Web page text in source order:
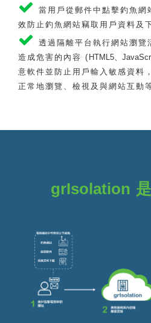
當用戶從郵件中點擊釣魚網
效防止釣魚網站竊取用戶資料及
透過隔離平台執行網站瀏覽
造成危害的內容 ( HTML5、
意軟件並防止用戶輸入敏感資料
正常地瀏覽、檢視及與網站互動
grIsolation